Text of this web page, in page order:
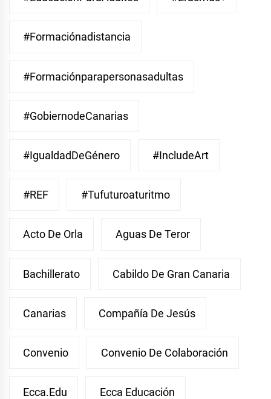
#Formaciónadistancia
#Formaciónparapersonasadultas
#GobiernodeCanarias
#IgualdadDeGénero #IncludeArt
#REF #Tufuturoaturitmo
Acto De Orla Aguas De Teror
Bachillerato Cabildo De Gran Canaria
Canarias Compañía De Jesús
Convenio Convenio De Colaboración
Ecca.edu Ecca Educación